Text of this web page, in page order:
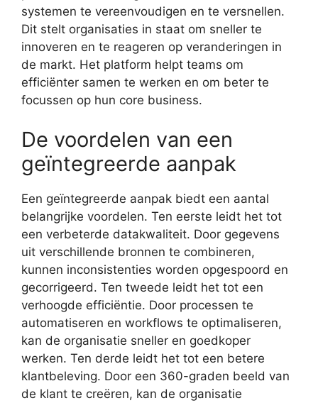
systemen te vereenvoudigen en te versnellen.
Dit stelt organisaties in staat om sneller te
innoveren en te reageren op veranderingen in
de markt. Het platform helpt teams om
efficiënter samen te werken en om beter te
focussen op hun core business.
De voordelen van een
geïntegreerde aanpak
Een geïntegreerde aanpak biedt een aantal
belangrijke voordelen. Ten eerste leidt het tot
een verbeterde datakwaliteit. Door gegevens
uit verschillende bronnen te combineren,
kunnen inconsistenties worden opgespoord en
gecorrigeerd. Ten tweede leidt het tot een
verhoogde efficiëntie. Door processen te
automatiseren en workflows te optimaliseren,
kan de organisatie sneller en goedkoper
werken. Ten derde leidt het tot een betere
klantbeleving. Door een 360-graden beeld van
de klant te creëren, kan de organisatie